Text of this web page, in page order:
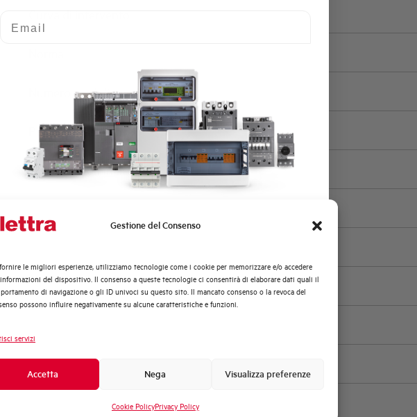
Gestione del Consenso
le migliori esperienze, utilizziamo tecnologie come i cookie per memorizzare e/o accedere
del dispositivo. Il consenso a queste tecnologie ci consentirà di elaborare dati quali il
di navigazione o gli ID univoci su questo sito. Il mancato consenso o la revoca del
possono influire negativamente su alcune caratteristiche e funzioni.
servizi
Accetta Nega Visualizza preferenze
Cookie PolicyPrivacy Policy
Numero moduli
Potenza dissipata
Tensione nominale Ue AC
Tensione nominale Ue DC
Capacità di rottura di servizio Ics (%Icu)
Capacità dei terminali
Quali argomenti ti interessano di più?
Automazione Industriale
Fotovoltaico
Sistema Quadri
Formazione tecnica